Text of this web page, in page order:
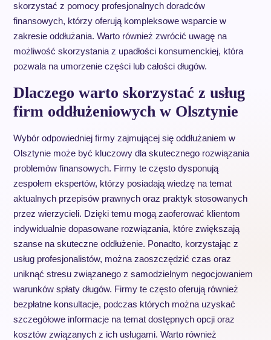
skorzystać z pomocy profesjonalnych doradców
finansowych, którzy oferują kompleksowe wsparcie w
zakresie oddłużania. Warto również zwrócić uwagę na
możliwość skorzystania z upadłości konsumenckiej, która
pozwala na umorzenie części lub całości długów.
Dlaczego warto skorzystać z usług
firm oddłużeniowych w Olsztynie
Wybór odpowiedniej firmy zajmującej się oddłużaniem w
Olsztynie może być kluczowy dla skutecznego rozwiązania
problemów finansowych. Firmy te często dysponują
zespołem ekspertów, którzy posiadają wiedzę na temat
aktualnych przepisów prawnych oraz praktyk stosowanych
przez wierzycieli. Dzięki temu mogą zaoferować klientom
indywidualnie dopasowane rozwiązania, które zwiększają
szanse na skuteczne oddłużenie. Ponadto, korzystając z
usług profesjonalistów, można zaoszczędzić czas oraz
uniknąć stresu związanego z samodzielnym negocjowaniem
warunków spłaty długów. Firmy te często oferują również
bezpłatne konsultacje, podczas których można uzyskać
szczegółowe informacje na temat dostępnych opcji oraz
kosztów związanych z ich usługami. Warto również